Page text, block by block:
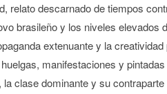
relato descarnado de tiempos
brasileño y los niveles elevados
extenuante y la
manifestaciones y
clase dominante y su